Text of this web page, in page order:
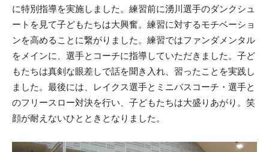
に特別指導を実施しました。練習前に湧川選手のダンクシュ
ートを見て子どもたちは大興奮。練習に対するモチベーショ
ンを高めることに繋がりました。練習ではファンダメンタル
をメインに、選手とコーチに指導していただきました。子ど
もたちは真剣な眼差しで話を聞き入れ、習ったことを実践し
ました。最後には、レイクス選手とミニバスコーチ・選手と
のフリースロー対決を行い、子どもたちは大盛りあがり。笑
顔が耐えないひとときとなりました。